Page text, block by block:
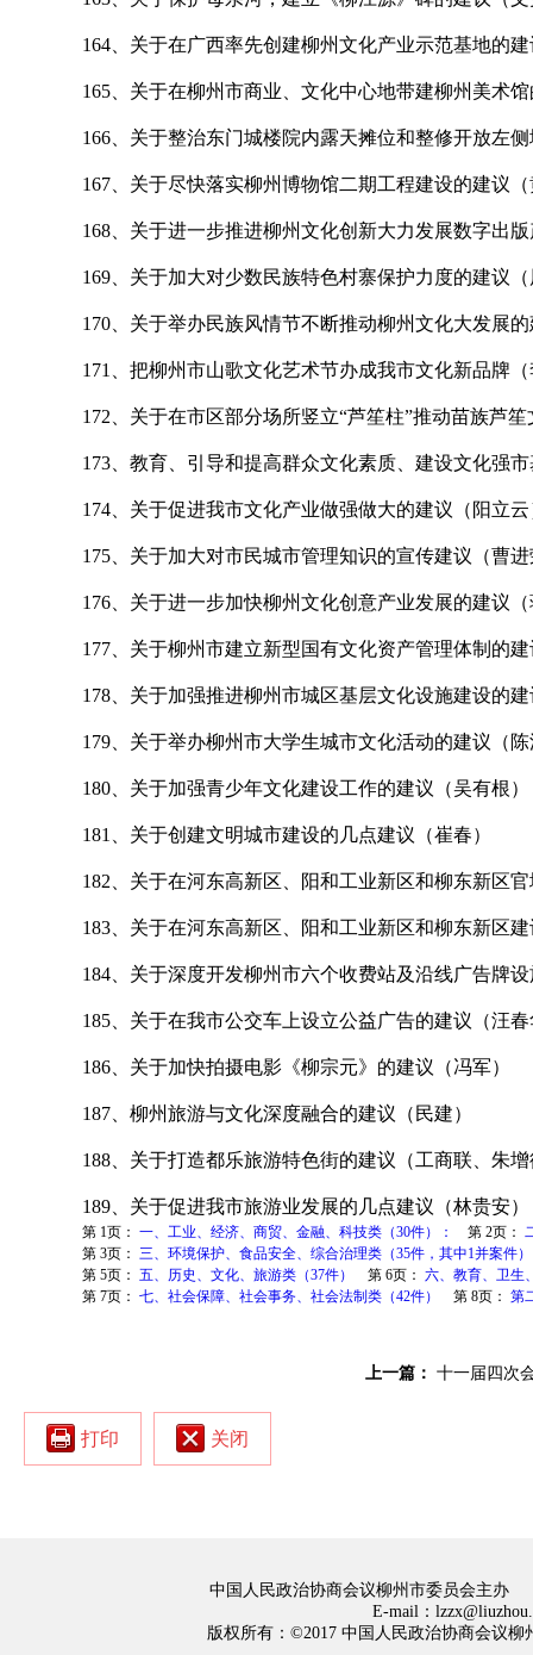
164 、关于在广西率先创建柳州文化产业示范基地的
165 、关于在柳州市商业、文化中心地带建柳州美术
166 、关于整治东门城楼院内露天摊位和整修开放左
167 、关于尽快落实柳州博物馆二期工程建设的建议
168 、关于进一步推进柳州文化创新大力发展数字出
169 、关于加大对少数民族特色村寨保护力度的建议
170 、关于举办民族风情节不断推动柳州文化大发展
171 、把柳州市山歌文化艺术节办成我市文化新品牌
172 、关于在市区部分场所竖立“芦笙柱”推动苗族芦
173 、教育、引导和提高群众文化素质、建设文化强
174 、关于促进我市文化产业做强做大的建议（阳立
175 、关于加大对市民城市管理知识的宣传建议（曹
176 、关于进一步加快柳州文化创意产业发展的建议
177 、关于柳州市建立新型国有文化资产管理体制的
178 、关于加强推进柳州市城区基层文化设施建设的
179 、关于举办柳州市大学生城市文化活动的建议（
180 、关于加强青少年文化建设工作的建议（吴有根）
181 、关于创建文明城市建设的几点建议（崔春）
182 、关于在河东高新区、阳和工业新区和柳东新区
183 、关于在河东高新区、阳和工业新区和柳东新区
184 、关于深度开发柳州市六个收费站及沿线广告牌
185 、关于在我市公交车上设立公益广告的建议（汪
186 、关于加快拍摄电影《柳宗元》的建议（冯军）
187 、柳州旅游与文化深度融合的建议（民建）
188 、关于打造都乐旅游特色街的建议（工商联、朱
189 、关于促进我市旅游业发展的几点建议（林贵安）
第 1页： 一、工业、经济、商贸、金融、科技类（30件）： 第 2页：
第 3页： 三、环境保护、食品安全、综合治理类（35件，其中1并案件）
第 5页： 五、历史、文化、旅游类（37件） 第 6页： 六、教育、卫生
第 7页： 七、社会保障、社会事务、社会法制类（42件） 第 8页： 第
上一篇： 十一届四次
打印 关闭
中国人民政治协商会议柳州市委员会主办
E-mail：
版权所有：©2017 中国人民政治协商会